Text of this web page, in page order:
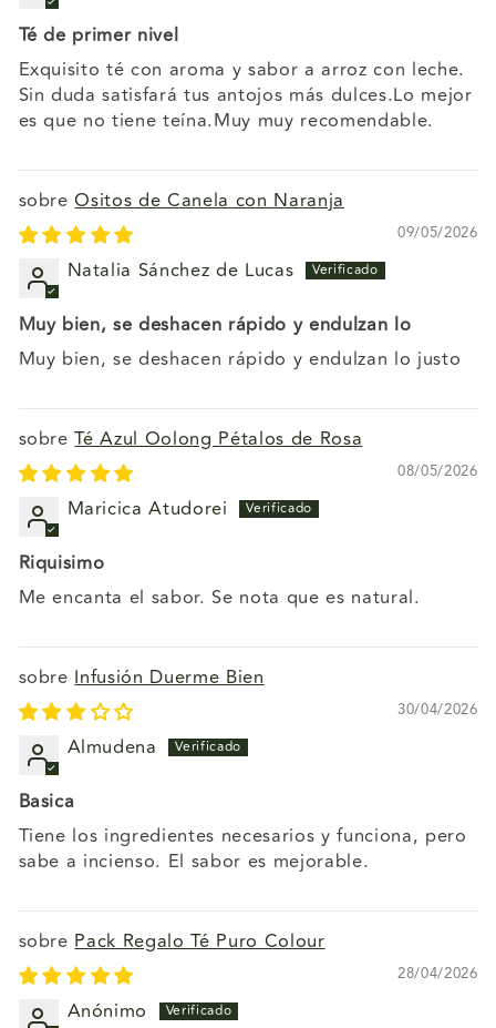
Té de primer nivel
Exquisito té con aroma y sabor a arroz con leche.
Sin duda satisfará tus antojos más dulces.Lo mejor
es que no tiene teína.Muy muy recomendable.
Ositos de Canela con Naranja
09/05/2026
Natalia Sánchez de Lucas
Muy bien, se deshacen rápido y endulzan lo
Muy bien, se deshacen rápido y endulzan lo justo
Té Azul Oolong Pétalos de Rosa
08/05/2026
Maricica Atudorei
Riquisimo
Me encanta el sabor. Se nota que es natural.
Infusión Duerme Bien
30/04/2026
Almudena
Basica
Tiene los ingredientes necesarios y funciona, pero
sabe a incienso. El sabor es mejorable.
Pack Regalo Té Puro Colour
28/04/2026
Anónimo